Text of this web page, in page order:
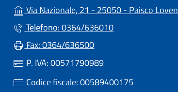
Via Nazionale, 21 - 25050 - Paisco Loveno (BS)
Telefono: 0364/636010
Fax: 0364/636500
P. IVA: 00571790989
Codice fiscale: 00589400175